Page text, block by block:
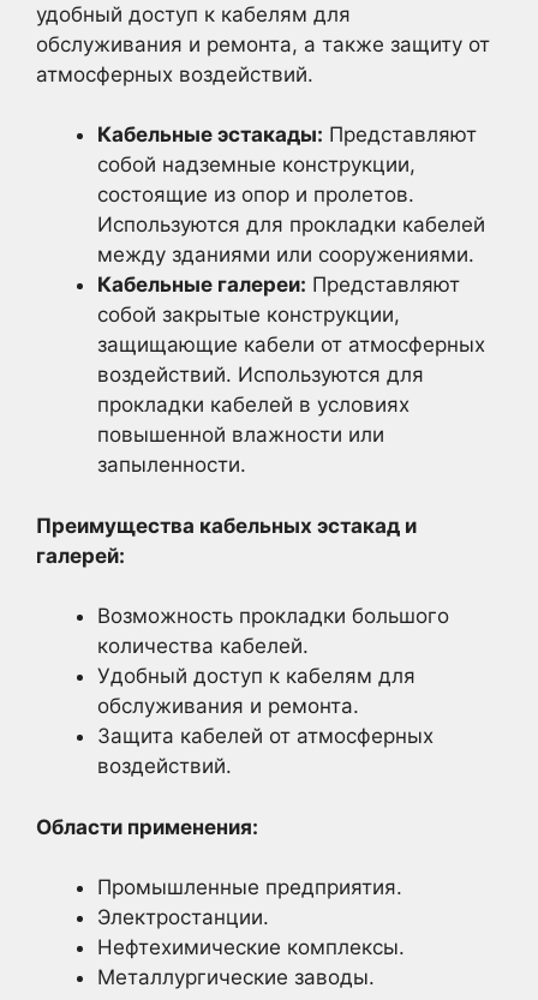
удобный доступ к кабелям для
обслуживания и ремонта, а также защиту от
атмосферных воздействий.
Кабельные эстакады: Представляют
собой надземные конструкции,
состоящие из опор и пролетов.
Используются для прокладки кабелей
между зданиями или сооружениями.
Кабельные галереи: Представляют
собой закрытые конструкции,
защищающие кабели от атмосферных
воздействий. Используются для
прокладки кабелей в условиях
повышенной влажности или
запыленности.
Преимущества кабельных эстакад и
галерей:
Возможность прокладки большого
количества кабелей.
Удобный доступ к кабелям для
обслуживания и ремонта.
Защита кабелей от атмосферных
воздействий.
Области применения:
Промышленные предприятия.
Электростанции.
Нефтехимические комплексы.
Металлургические заводы.